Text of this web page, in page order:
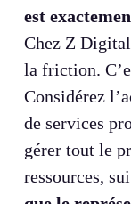
est
Chez Z
la friction.
Considérez
de services
gérer tout le
ressources,